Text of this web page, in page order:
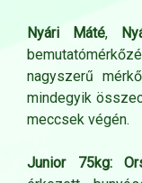
Nyári Máté,
nagyszerű
mindegyik
meccsek végén.
Junior 75kg: